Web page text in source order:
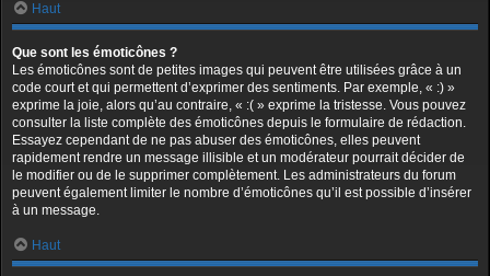
Haut
Que sont les émoticônes ?
Les émoticônes sont de petites images qui peuvent être utilisées grâce à un
code court et qui permettent d’exprimer des sentiments. Par exemple, « :) »
exprime la joie, alors qu’au contraire, « :( » exprime la tristesse. Vous pouvez
consulter la liste complète des émoticônes depuis le formulaire de rédaction.
Essayez cependant de ne pas abuser des émoticônes, elles peuvent
rapidement rendre un message illisible et un modérateur pourrait décider de
le modifier ou de le supprimer complètement. Les administrateurs du forum
peuvent également limiter le nombre d’émoticônes qu’il est possible d’insérer
à un message.
Haut